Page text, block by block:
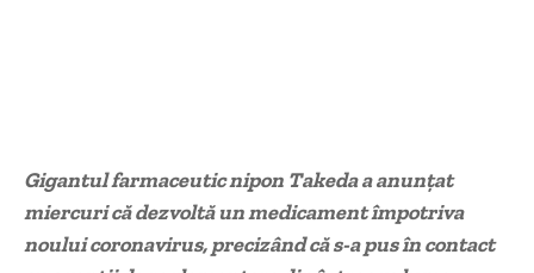
Gigantul farmaceutic nipon Takeda a anunţat
miercuri că dezvoltă un medicament împotriva
noului coronavirus, precizând că s-a pus în contact